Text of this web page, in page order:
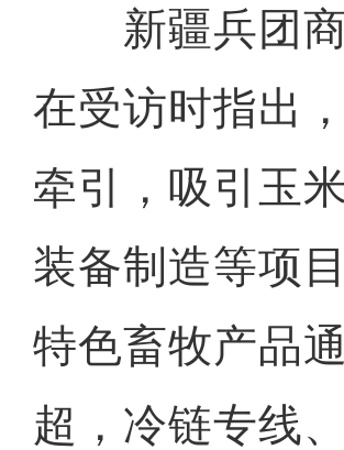
新疆兵团商
在受访时指出
牵引，吸引玉
装备制造等项
特色畜牧产品
超，冷链专线